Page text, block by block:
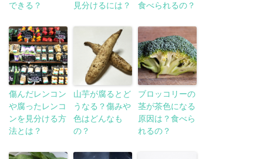
できる？
見分けるには？
食べられるの？
傷んだレンコン
や腐ったレンコ
ンを見分ける方
法とは？
山芋が腐るとど
うなる？傷みや
色はどんなも
の？
ブロッコリーの
茎が茶色になる
原因は？食べら
れるの？